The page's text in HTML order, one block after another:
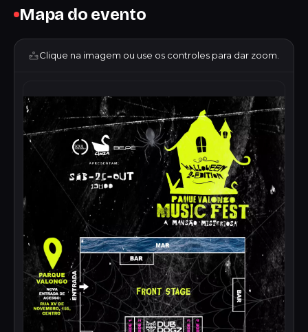
Mapa do evento
Clique na imagem ou use os controles para dar zoom.